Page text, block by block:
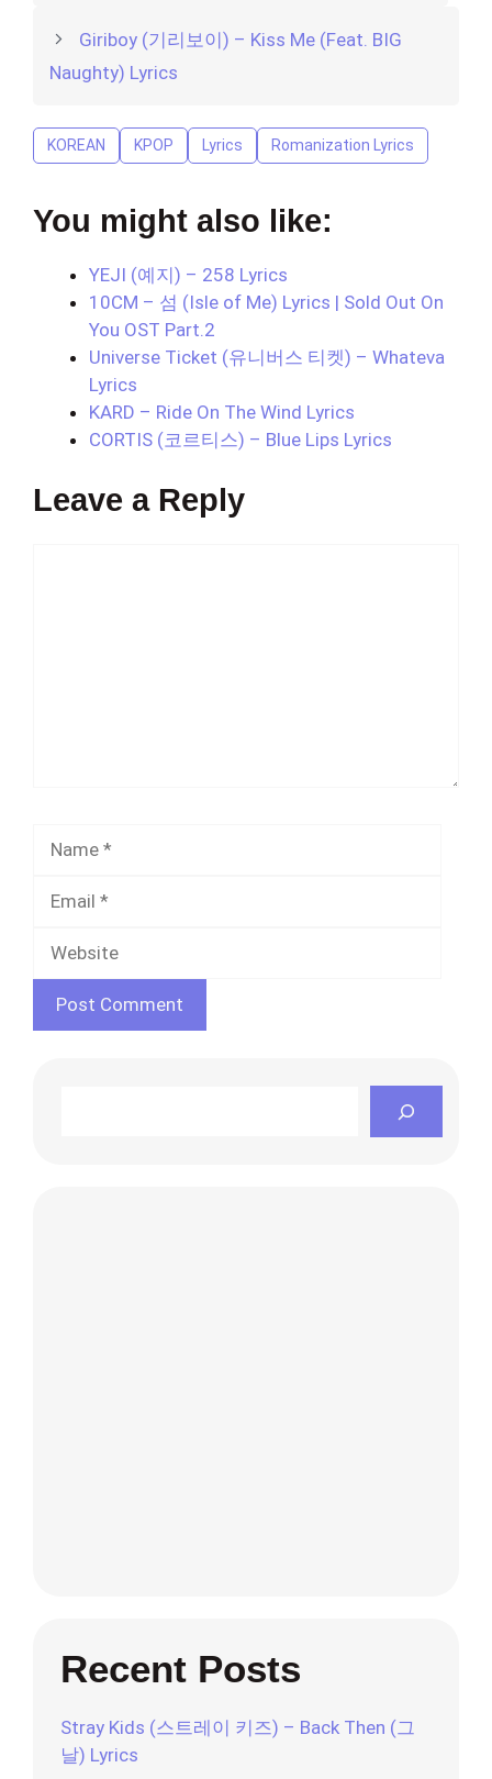
Giriboy (기리보이) – Kiss Me (Feat. BIG
Naughty) Lyrics
KOREAN KPOP Lyrics Romanization Lyrics
You might also like:
YEJI (예지) – 258 Lyrics
10CM – 섬 (Isle of Me) Lyrics | Sold Out On
You OST Part.2
Universe Ticket (유니버스 티켓) – Whateva
Lyrics
KARD – Ride On The Wind Lyrics
CORTIS (코르티스) – Blue Lips Lyrics
Leave a Reply
Recent Posts
Stray Kids (스트레이 키즈) – Back Then (그
날) Lyrics